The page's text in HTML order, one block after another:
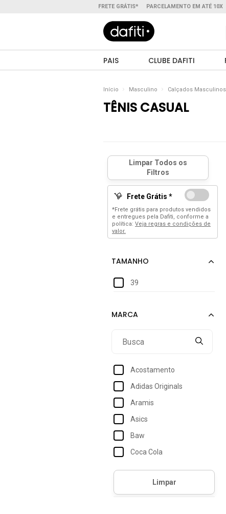
FRETE GRÁTIS* PARCELAMENTO EM ATÉ 10X
PAIS CLUBE DAFITI
Início Masculino Calçados Masculinos
TÊNIS CASUAL
Frete Grátis *
*Frete grátis para produtos vendidos
e entregues pela Dafiti, conforme a
política: Veja regras e condições de
valor.
39
Acostamento
Adidas Originals
Aramis
Asics
Baw
Coca Cola
Converse